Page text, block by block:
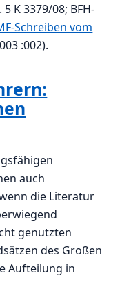
K 3379/08; BFH-
Schreiben vom
:002).
auch
die Literatur
genutzten
des Großen
Aufteilung in